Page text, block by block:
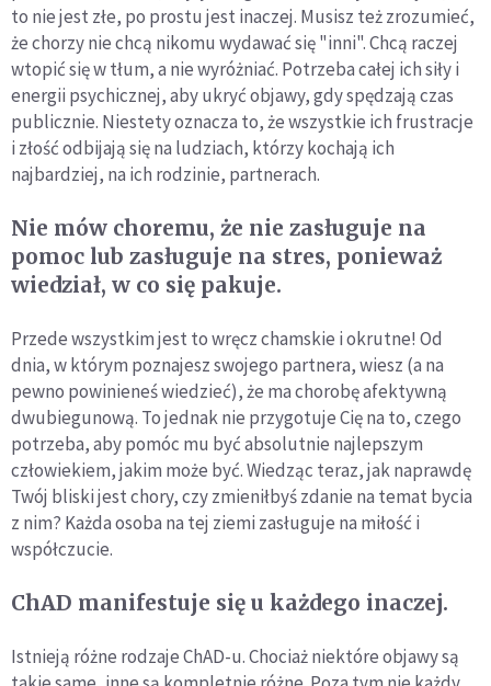
to nie jest złe, po prostu jest inaczej. Musisz też zrozumieć,
że chorzy nie chcą nikomu wydawać się "inni". Chcą raczej
wtopić się w tłum, a nie wyróżniać. Potrzeba całej ich siły i
energii psychicznej, aby ukryć objawy, gdy spędzają czas
publicznie. Niestety oznacza to, że wszystkie ich frustracje
i złość odbijają się na ludziach, którzy kochają ich
najbardziej, na ich rodzinie, partnerach.
Nie mów choremu, że nie zasługuje na
pomoc lub zasługuje na stres, ponieważ
wiedział, w co się pakuje.
Przede wszystkim jest to wręcz chamskie i okrutne! Od
dnia, w którym poznajesz swojego partnera, wiesz (a na
pewno powinieneś wiedzieć), że ma chorobę afektywną
dwubiegunową. To jednak nie przygotuje Cię na to, czego
potrzeba, aby pomóc mu być absolutnie najlepszym
człowiekiem, jakim może być. Wiedząc teraz, jak naprawdę
Twój bliski jest chory, czy zmieniłbyś zdanie na temat bycia
z nim? Każda osoba na tej ziemi zasługuje na miłość i
współczucie.
ChAD manifestuje się u każdego inaczej.
Istnieją różne rodzaje ChAD-u. Chociaż niektóre objawy są